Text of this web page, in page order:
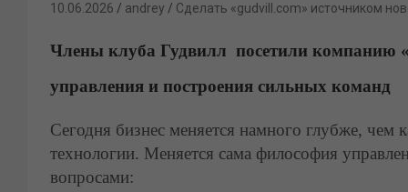
10.06.2026 andrey Сделать «gudvill.com» источником
Члены клуба Гудвилл посетили компанию
управления и построения сильных команд
Сегодня бизнес меняется намного глубже,
технологии. Меняется сама философия
вопросами: